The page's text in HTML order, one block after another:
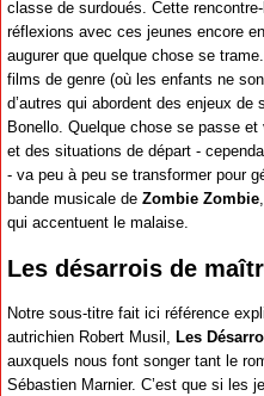
classe de surdoués. Cette
réflexions avec ces jeunes encore
augurer que quelque chose se
films de genre (où les enfants ne
d’autres qui abordent des enjeux de
Bonello. Quelque chose se passe
et des situations de départ -
- va peu à peu se transformer pour
bande musicale de Zombie Zombie
qui accentuent le malaise.
Les désarrois de
Notre sous-titre fait ici référence
autrichien Robert Musil, Les
auxquels nous font songer tant le
Sébastien Marnier. C’est que si les